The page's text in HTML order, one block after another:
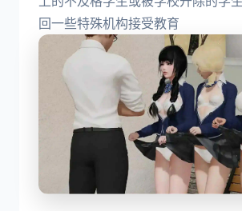
回一些特殊机构接受教育